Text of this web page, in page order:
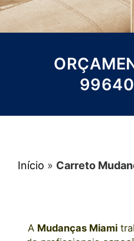
Início » Carreto
A Mudanças Miami